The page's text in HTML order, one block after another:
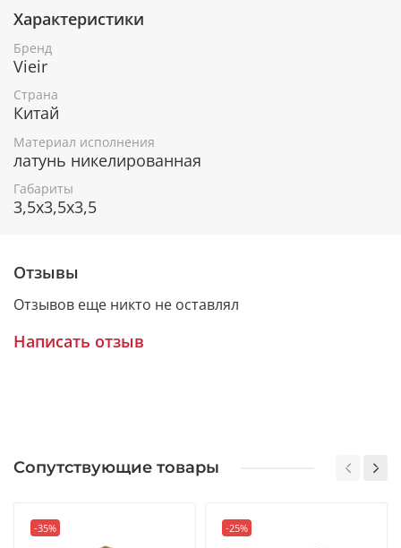
технических системах подачи горячей и холодной
воды, отопительных системах зданий там, где есть
необходимость его демонтажа и обслуживания.
Характеристики
Бренд
Vieir
Страна
Китай
Материал исполнения
латунь никелированная
Габариты
3,5x3,5x3,5
Отзывы
Отзывов еще никто не оставлял
Написать отзыв
Сопутствующие товары
-35% -25%